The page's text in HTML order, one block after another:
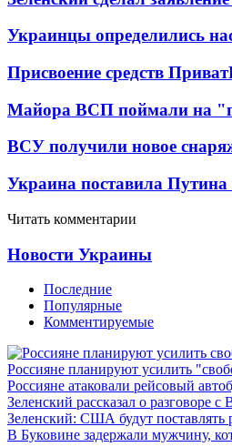
Украинцы определились
Присвоение средств
Майора ВСП поймали на
ВСУ получили новое
Украина поставила
Читать комментарии
Новости Украины
Последние
Популярные
Комментируемые
Россияне планируют усилить
Россияне атаковали рейсовый
Зеленский рассказал о разговоре с
Зеленский: США будут поставлять
В Буковине задержали мужчину,